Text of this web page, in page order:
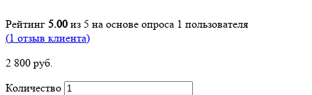
Рейтинг 5.00 из 5 на основе опроса 1 пользователя
(1 отзыв клиента)
2 800 руб.
Количество